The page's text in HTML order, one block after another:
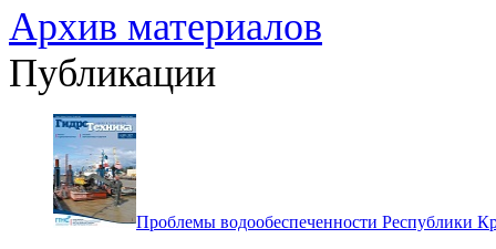
Архив материалов
Публикации
Проблемы водообеспеченности Республики